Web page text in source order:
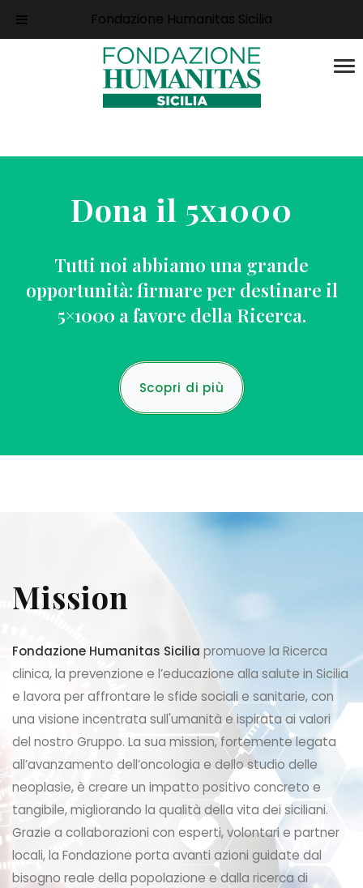
Fondazione Humanitas Sicilia
Dona il 5x1000
Tutti noi abbiamo una grande
opportunità: firmare per destinare il
5×1000 a favore della Ricerca.
Scopri di più
Mission
Fondazione Humanitas Sicilia promuove la Ricerca
clinica, la prevenzione e l’educazione alla salute in Sicilia
e lavora per affrontare le sfide sociali e sanitarie, con
una visione incentrata sull'umanità e ispirata ai valori
del nostro Gruppo. La sua mission, fortemente legata
all’avanzamento dell’oncologia e dello studio delle
neoplasie, è creare un impatto positivo concreto e
tangibile, migliorando la qualità della vita dei siciliani.
Grazie a collaborazioni con esperti, volontari e partner
locali, la Fondazione porta avanti azioni guidate dal
bisogno reale della popolazione e dalla ricerca di